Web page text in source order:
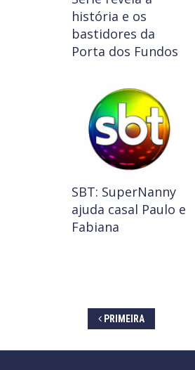
história e os
bastidores da
Porta dos Fundos
SBT: SuperNanny
ajuda casal Paulo e
Fabiana
PRIMEIRA